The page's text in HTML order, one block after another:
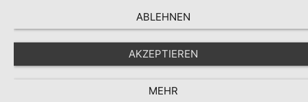
ABLEHNEN
AKZEPTIEREN
MEHR